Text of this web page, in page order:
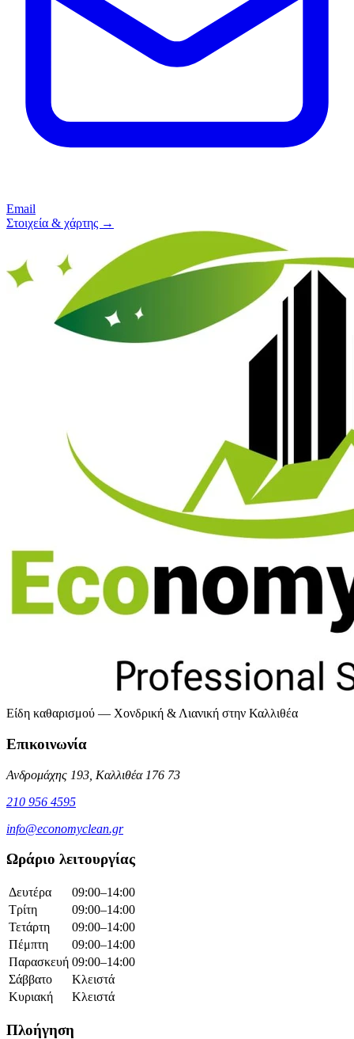
Email
Στοιχεία & χάρτης →
Είδη καθαρισμού — Χονδρική & Λιανική στην Καλλιθέα
Επικοινωνία
Ανδρομάχης 193, Καλλιθέα 176 73
210 956 4595
info@economyclean.gr
Ωράριο λειτουργίας
Δευτέρα
09:00–14:00
Τρίτη
09:00–14:00
Τετάρτη
09:00–14:00
Πέμπτη
09:00–14:00
Παρασκευή 09:00–14:00
Σάββατο
Κλειστά
Κυριακή
Κλειστά
Πλοήγηση